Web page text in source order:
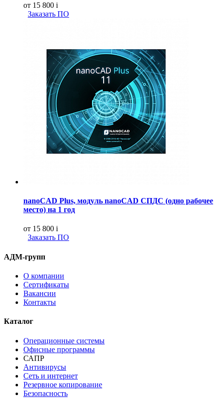
от 15 800 i
Заказать ПО
nanoCAD Plus, модуль nanoCAD СПДС (одно рабочее
место) на 1 год
от 15 800 i
Заказать ПО
АДМ-групп
О компании
Сертификаты
Вакансии
Контакты
Каталог
Операционные системы
Офисные программы
САПР
Антивирусы
Сеть и интернет
Резервное копирование
Безопасность